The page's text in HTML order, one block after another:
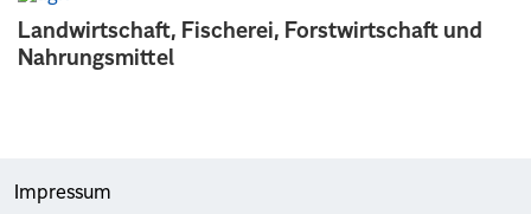
Landwirtschaft, Fischerei, Forstwirtschaft und
Nahrungsmittel
Impressum